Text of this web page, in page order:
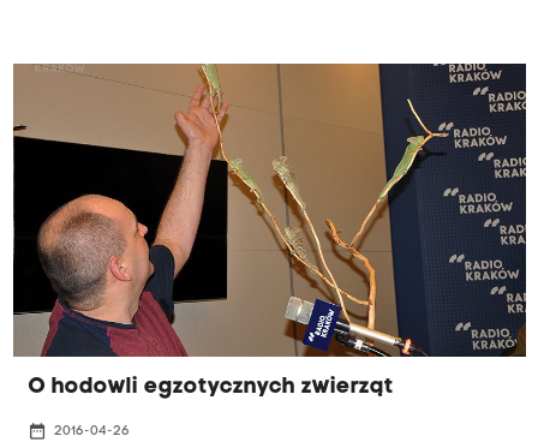
O hodowli egzotycznych zwierząt
date_range 2016-04-26